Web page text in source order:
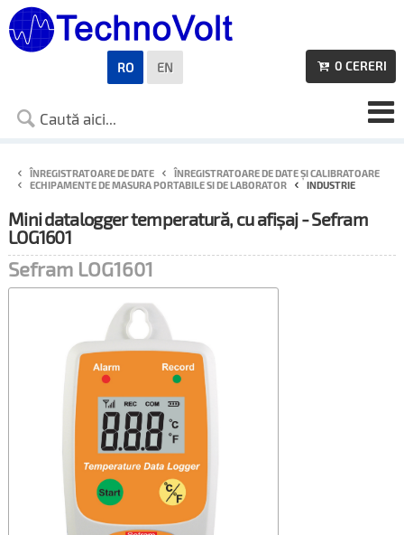

0 CERERI
ÎNREGISTRATOARE DE DATE
ÎNREGISTRATOARE DE DATE ȘI CALIBRATOARE
ECHIPAMENTE DE MASURA PORTABILE SI DE LABORATOR
INDUSTRIE
Mini datalogger temperatură, cu afișaj - Sefram
LOG1601
Sefram LOG1601
RO EN